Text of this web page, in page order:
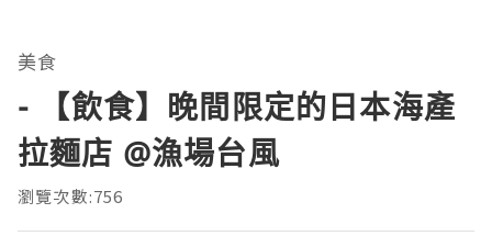
美食
- 【飲食】晚間限定的日本海產
拉麵店 @漁場台風
瀏覽次數:756